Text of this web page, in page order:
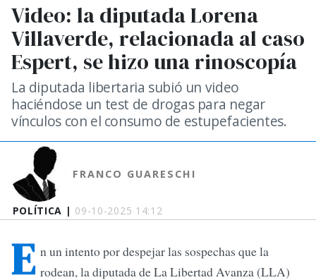
POLÍTICA | 09-10-2025 14:12
Video: la diputada Lorena
Villaverde, relacionada al caso
Espert, se hizo una rinoscopía
La diputada libertaria subió un video
haciéndose un test de drogas para negar
vínculos con el consumo de estupefacientes.
FRANCO GUARESCHI
E n un intento por despejar las sospechas que la
rodean, la diputada de La Libertad Avanza (LLA)